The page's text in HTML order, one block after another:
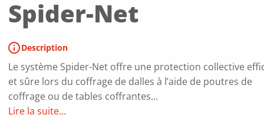
Spider-Net
infoDescription
Le système Spider-Net offre une protection collective
et sûre lors du coffrage de dalles à l’aide de poutres de
coffrage ou de tables coffrantes...
Lire la suite...